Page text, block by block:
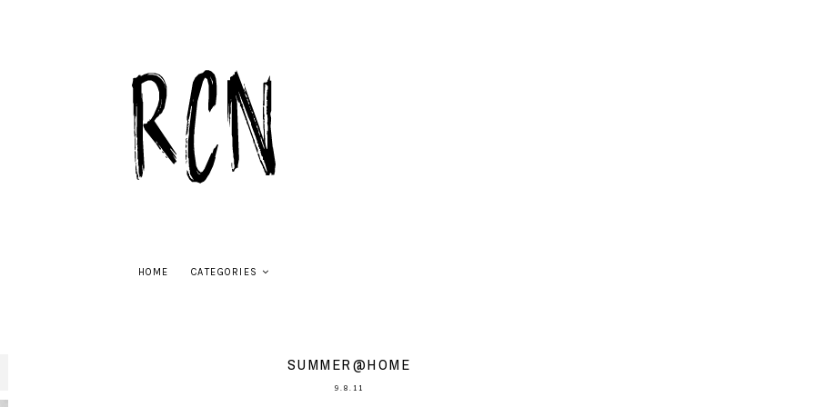
HOME CATEGORIES
SUMMER@HOME
9.8.11